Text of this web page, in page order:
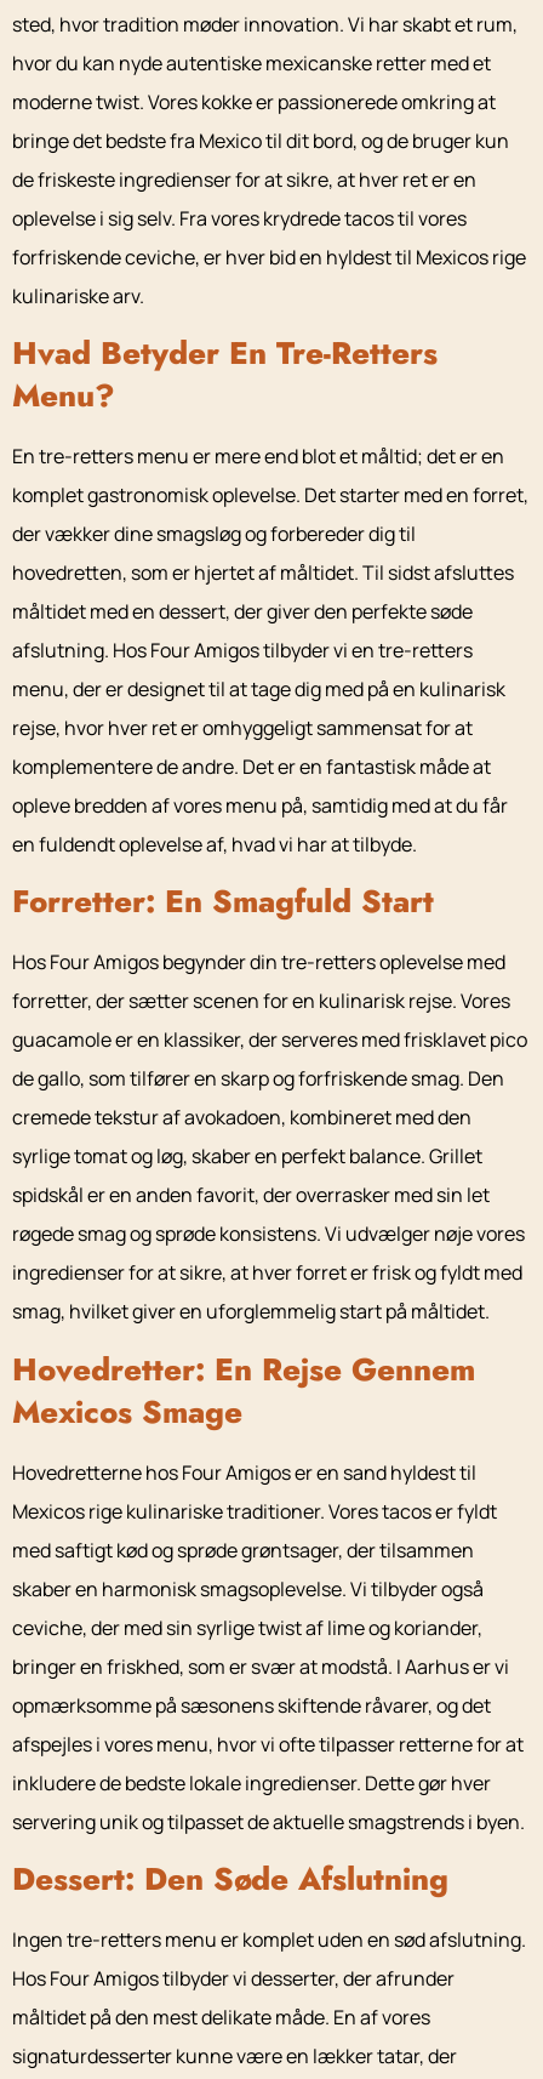
sted, hvor tradition møder innovation. Vi har skabt et rum,
hvor du kan nyde autentiske mexicanske retter med et
moderne twist. Vores kokke er passionerede omkring at
bringe det bedste fra Mexico til dit bord, og de bruger kun
de friskeste ingredienser for at sikre, at hver ret er en
oplevelse i sig selv. Fra vores krydrede tacos til vores
forfriskende ceviche, er hver bid en hyldest til Mexicos rige
kulinariske arv.
Hvad Betyder En Tre-Retters
Menu?
En tre-retters menu er mere end blot et måltid; det er en
komplet gastronomisk oplevelse. Det starter med en forret,
der vækker dine smagsløg og forbereder dig til
hovedretten, som er hjertet af måltidet. Til sidst afsluttes
måltidet med en dessert, der giver den perfekte søde
afslutning. Hos Four Amigos tilbyder vi en tre-retters
menu, der er designet til at tage dig med på en kulinarisk
rejse, hvor hver ret er omhyggeligt sammensat for at
komplementere de andre. Det er en fantastisk måde at
opleve bredden af vores menu på, samtidig med at du får
en fuldendt oplevelse af, hvad vi har at tilbyde.
Forretter: En Smagfuld Start
Hos Four Amigos begynder din tre-retters oplevelse med
forretter, der sætter scenen for en kulinarisk rejse. Vores
guacamole er en klassiker, der serveres med frisklavet pico
de gallo, som tilfører en skarp og forfriskende smag. Den
cremede tekstur af avokadoen, kombineret med den
syrlige tomat og løg, skaber en perfekt balance. Grillet
spidskål er en anden favorit, der overrasker med sin let
røgede smag og sprøde konsistens. Vi udvælger nøje vores
ingredienser for at sikre, at hver forret er frisk og fyldt med
smag, hvilket giver en uforglemmelig start på måltidet.
Hovedretter: En Rejse Gennem
Mexicos Smage
Hovedretterne hos Four Amigos er en sand hyldest til
Mexicos rige kulinariske traditioner. Vores tacos er fyldt
med saftigt kød og sprøde grøntsager, der tilsammen
skaber en harmonisk smagsoplevelse. Vi tilbyder også
ceviche, der med sin syrlige twist af lime og koriander,
bringer en friskhed, som er svær at modstå. I Aarhus er vi
opmærksomme på sæsonens skiftende råvarer, og det
afspejles i vores menu, hvor vi ofte tilpasser retterne for at
inkludere de bedste lokale ingredienser. Dette gør hver
servering unik og tilpasset de aktuelle smagstrends i byen.
Dessert: Den Søde Afslutning
Ingen tre-retters menu er komplet uden en sød afslutning.
Hos Four Amigos tilbyder vi desserter, der afrunder
måltidet på den mest delikate måde. En af vores
signaturdesserter kunne være en lækker tatar, der